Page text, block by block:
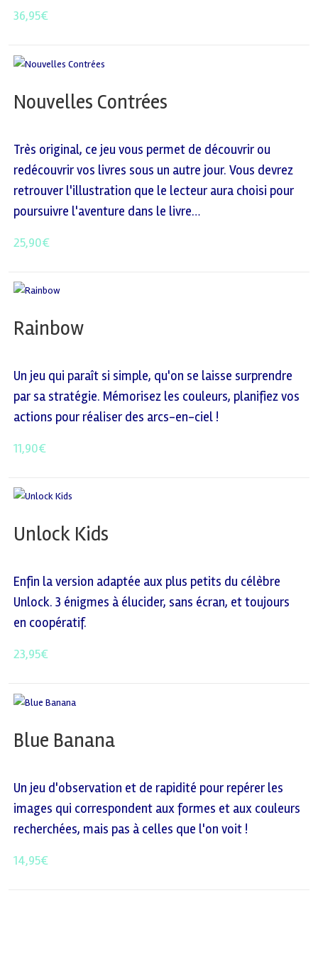
36,95€
Nouvelles Contrées
Très original, ce jeu vous permet de découvrir ou
redécouvrir vos livres sous un autre jour. Vous devrez
retrouver l'illustration que le lecteur aura choisi pour
poursuivre l'aventure dans le livre…
25,90€
Rainbow
Un jeu qui paraît si simple, qu'on se laisse surprendre
par sa stratégie. Mémorisez les couleurs, planifiez vos
actions pour réaliser des arcs-en-ciel !
11,90€
Unlock Kids
Enfin la version adaptée aux plus petits du célèbre
Unlock. 3 énigmes à élucider, sans écran, et toujours
en coopératif.
23,95€
Blue Banana
Un jeu d'observation et de rapidité pour repérer les
images qui correspondent aux formes et aux couleurs
recherchées, mais pas à celles que l'on voit !
14,95€